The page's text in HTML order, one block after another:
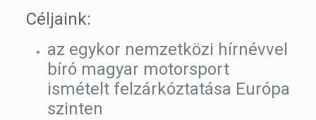
Céljaink:
az egykor nemzetközi hírnévvel
bíró magyar motorsport
ismételt felzárkóztatása Európa
szinten